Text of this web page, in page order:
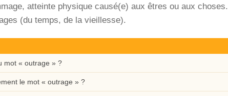
atteinte physique causé(e) aux êtres ou aux choses.
(du temps, de la vieillesse).
mot « outrage » ?
le mot « outrage » ?